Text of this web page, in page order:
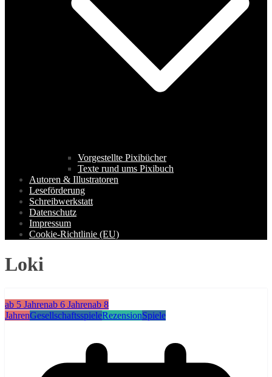
Vorgestellte Pixibücher
Texte rund ums Pixibuch
Autoren & Illustratoren
Leseförderung
Schreibwerkstatt
Datenschutz
Impressum
Cookie-Richtlinie (EU)
Loki
ab 5 Jahrenab 6 Jahrenab 8
JahrenGesellschaftsspieleRezensionSpiele